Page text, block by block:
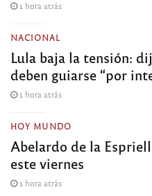
1 hora atrás
NACIONAL
Lula baja la tensión:
deben guiarse “por
1 hora atrás
HOY MUNDO
Abelardo de la
este viernes
1 hora atrás